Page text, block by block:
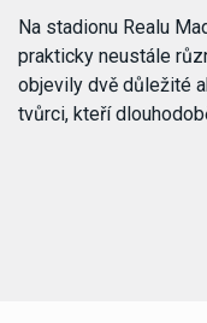
Na stadionu Realu
prakticky neustále
objevily dvě důležité
tvůrci, kteří